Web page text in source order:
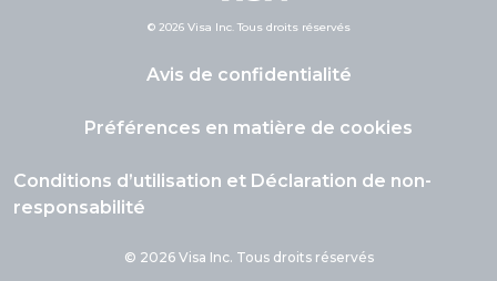
© 2026 Visa Inc. Tous droits réservés
Avis de confidentialité
Préférences en matière de cookies
Conditions d’utilisation et Déclaration de non-
responsabilité
© 2026 Visa Inc. Tous droits réservés